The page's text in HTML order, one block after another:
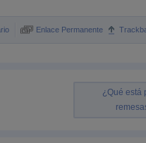
Enlace Permanente
¿Qué está